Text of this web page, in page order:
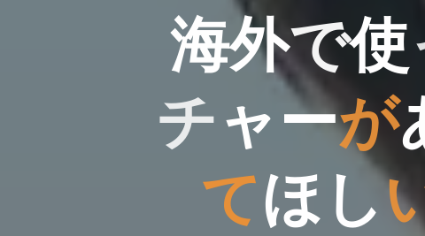
海外で使
チャーが
てほ し
し